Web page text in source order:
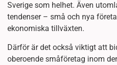
Sverige som helhet. Även
tendenser – små och nya
ekonomiska tillväxten.
Därför är det också viktigt att
oberoende småföretag inom